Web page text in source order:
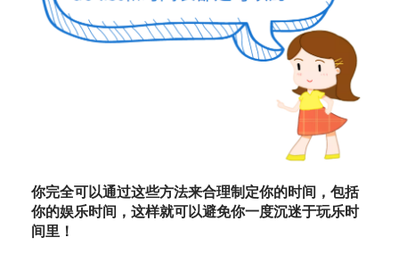
你完全可以通过这些方法来合理制定你的时间，包括
你的娱乐时间，这样就可以避免你一度沉迷于玩乐时
间里！